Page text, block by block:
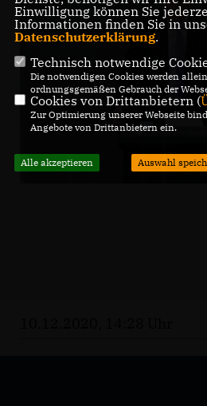
Einwilligung können Sie
Informationen finden Sie in
Datenschutzerklärung.
Technisch notwendige
Die notwendigen Cookies werden
ordnungsgemäßen Gebrauch der
Cookies von Drittanbietern (
Zur Optimierung unserer Webseite
Angebote von Drittanbietern ein.
Alle akzeptieren Auswahl